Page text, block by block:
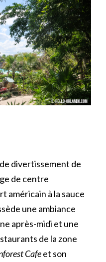
divertissement de
de centre
américain à la sauce
une ambiance
après-midi et une
de la zone
Cafeet son